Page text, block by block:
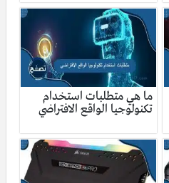
ما هي متطلبات استخدام
تكنولوجيا الواقع الافتراضي